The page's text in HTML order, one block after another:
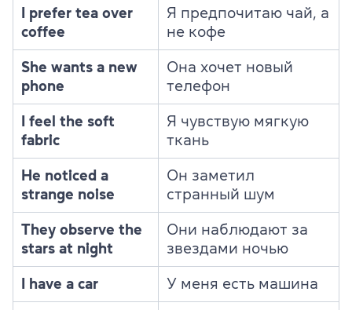
I prefer tea over
coffee
Я предпочитаю чай, а
не кофе
She wants a new
phone
Она хочет новый
телефон
I feel the soft
fabric
Я чувствую мягкую
ткань
He noticed a
strange noise
Он заметил
странный шум
They observe the
stars at night
Они наблюдают за
звездами ночью
I have a car У меня есть машина